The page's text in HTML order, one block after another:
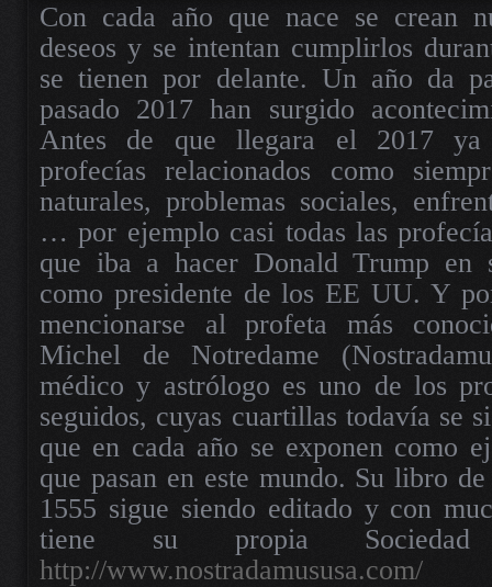
Con cada año que nace se crean
deseos y se intentan cumplirlos
se tienen por delante. Un año da
pasado 2017 han surgido
Antes de que llegara el 2017 ya
profecías relacionados como
naturales, problemas sociales,
… por ejemplo casi todas las
que iba a hacer Donald Trump en
como presidente de los EE UU. Y
mencionarse al profeta más
Michel de Notredame
médico y astrólogo es uno de los
seguidos, cuyas cuartillas todavía se
que en cada año se exponen como
que pasan en este mundo. Su libro
1555 sigue siendo editado y con
tiene su propia
http://www.nostradamususa.com/